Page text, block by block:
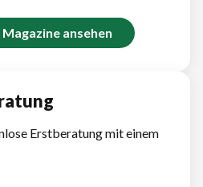
ansehen
Erstberatung mit einem